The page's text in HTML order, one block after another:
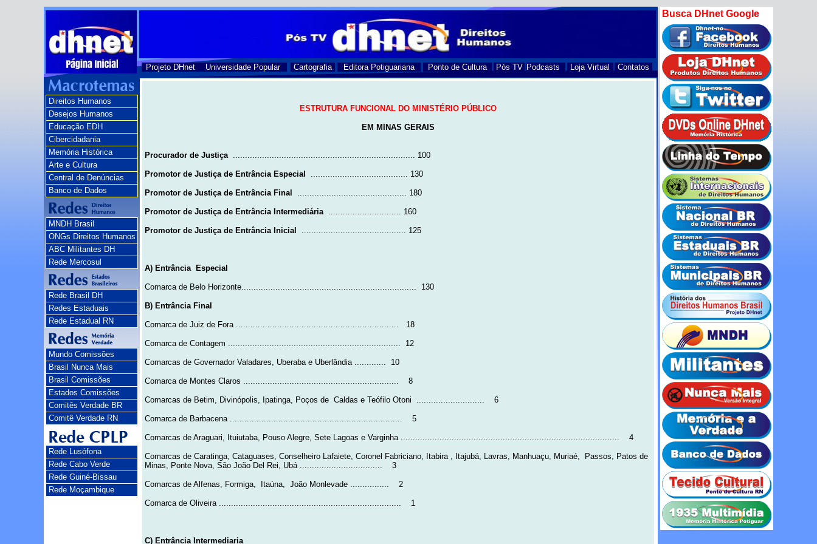
Projeto DHnet Universidade Popular Cartografia Editora Potiguariana Ponto de Cultura Pós TV Podcasts Loja Virtual Contatos
Direitos Humanos
Desejos Humanos
Educação EDH
Cibercidadania
Memória Histórica
Arte e Cultura
Central de Denúncias
Banco de Dados
MNDH Brasil
ONGs Direitos Humanos
ABC Militantes DH
Rede Mercosul
Rede Brasil DH
Redes Estaduais
Rede Estadual RN
Mundo Comissões
Brasil Nunca Mais
Brasil Comissões
Estados Comissões
Comitês Verdade BR
Comitê Verdade RN
Rede Lusófona
Rede Cabo Verde
Rede Guiné-Bissau
Rede Moçambique
ESTRUTURA FUNCIONAL DO MINISTÉRIO PÚBLICO
EM MINAS GERAIS
Procurador de Justiça ........................................................................... 100
Promotor de Justiça de Entrância Especial ........................................ 130
Promotor de Justiça de Entrância Final ............................................. 180
Promotor de Justiça de Entrância Intermediária .............................. 160
Promotor de Justiça de Entrância Inicial ........................................... 125
A) Entrância Especial
Comarca de Belo Horizonte........................................................................ 130
B) Entrância Final
Comarca de Juiz de Fora ................................................................... 18
Comarca de Contagem ....................................................................... 12
Comarcas de Governador Valadares, Uberaba e Uberlândia ............. 10
Comarca de Montes Claros ................................................................ 8
Comarcas de Betim, Divinópolis, Ipatinga, Poços de Caldas e Teófilo Otoni ............................ 6
Comarca de Barbacena ....................................................................... 5
Comarcas de Araguari, Ituiutaba, Pouso Alegre, Sete Lagoas e Varginha .......................................................................................... 4
Comarcas de Caratinga, Cataguases, Conselheiro Lafaiete, Coronel Fabriciano, Itabira , Itajubá, Lavras, Manhuaçu, Muriaé,
Passos, Patos de
Minas, Ponte Nova, São João Del Rei, Ubá ..................................
3
Comarcas de Alfenas, Formiga, Itaúna, João Monlevade ................ 2
Comarca de Oliveira ........................................................................... 1
C) Entrância Intermediaria
Busca DHnet Google